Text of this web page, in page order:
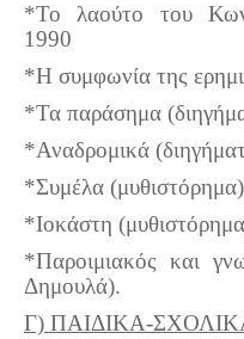
*Το λαούτο του
1990
*Η συμφωνία της
*Τα παράσημα
*Αναδρομικά
*Συμέλα
*Ιοκάστη
*Παροιμιακός και
Δημουλά).
Γ) ΠΑΙΔΙΚΑ-